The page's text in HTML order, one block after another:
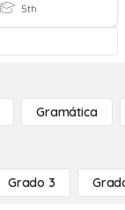
5th
Gramática
Grado 3